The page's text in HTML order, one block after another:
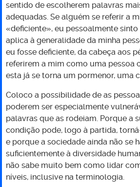
sentido de escolherem palavras
adequadas. Se alguém se referir a
«deficiente», eu pessoalmente
aplica à generalidade da minha
eu fosse deficiente, da cabeça aos
referirem a mim como uma pessoa
esta já se torna um pormenor, uma
Coloco a possibilidade de as
poderem ser especialmente
palavras que as rodeiam. Porque a
condição pode, logo à partida,
e porque a sociedade ainda não se
suficientemente à diversidade
não sabe muito bem como lidar
níveis, inclusive na terminologia.